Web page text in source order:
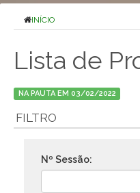
INÍCIO
Lista de
NA PAUTA EM 03/02/2022
FILTRO
Nº Sessão: